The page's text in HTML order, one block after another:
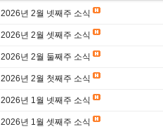
2026년 2월 넷째주 소식
2026년 2월 셋째주 소식
2026년 2월 둘째주 소식
2026년 2월 첫째주 소식
2026년 1월 넷째주 소식
2026년 1월 셋째주 소식